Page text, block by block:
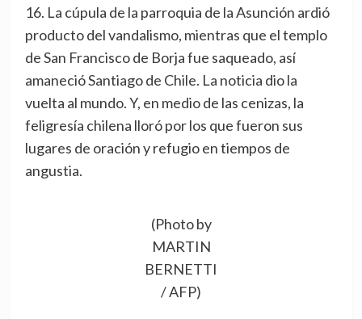
16. La cúpula de la parroquia de la Asunción ardió
producto del vandalismo, mientras que el templo
de San Francisco de Borja fue saqueado, así
amaneció Santiago de Chile. La noticia dio la
vuelta al mundo. Y, en medio de las cenizas, la
feligresía chilena lloró por los que fueron sus
lugares de oración y refugio en tiempos de
angustia.
(Photo by
MARTIN
BERNETTI
/ AFP)